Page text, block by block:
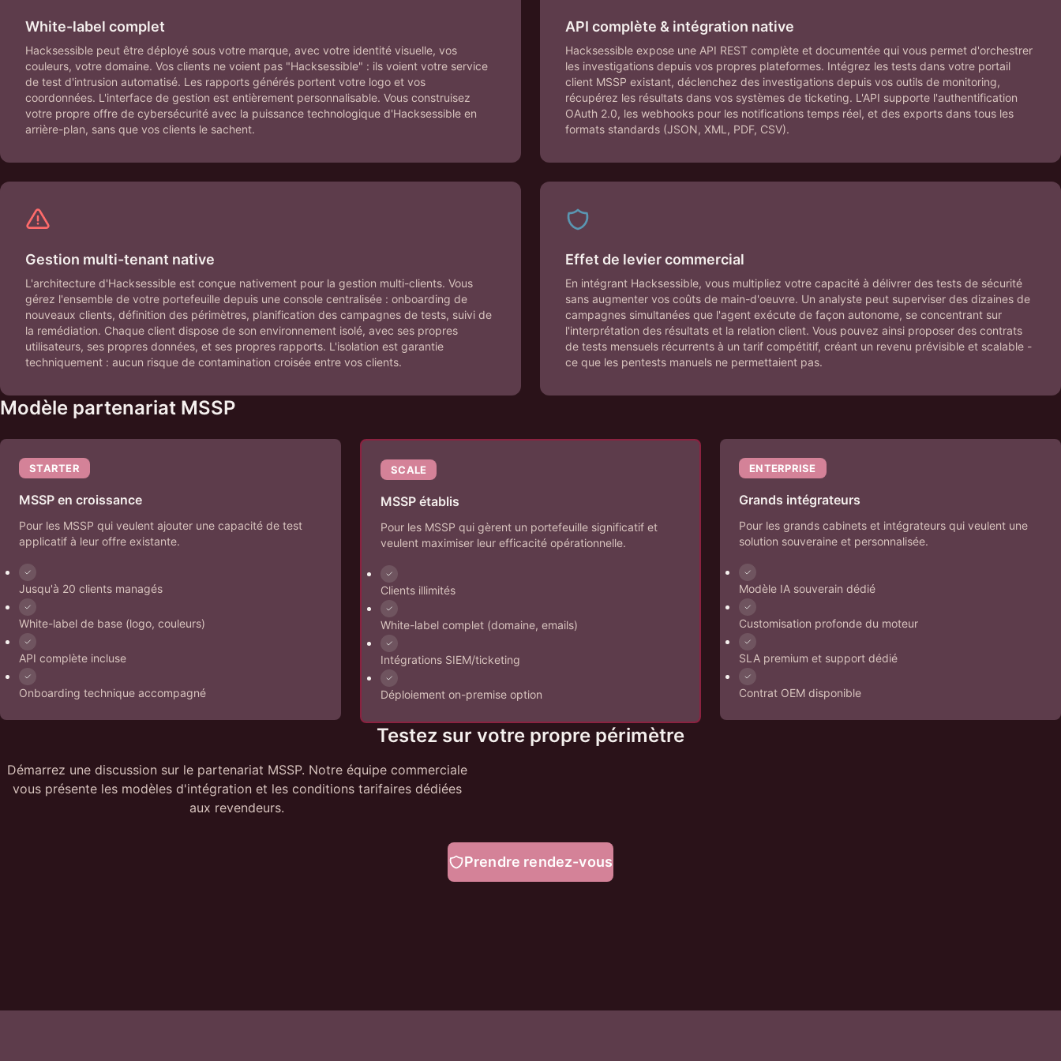
White-label complet
Hacksessible peut être déployé sous votre marque, avec votre identité visuelle, vos
couleurs, votre domaine. Vos clients ne voient pas "Hacksessible" : ils voient votre service
de test d'intrusion automatisé. Les rapports générés portent votre logo et vos
coordonnées. L'interface de gestion est entièrement personnalisable. Vous construisez
votre propre offre de cybersécurité avec la puissance technologique d'Hacksessible en
arrière-plan, sans que vos clients le sachent.
API complète & intégration native
Hacksessible expose une API REST complète et documentée qui vous permet d'orchestrer
les investigations depuis vos propres plateformes. Intégrez les tests dans votre portail
client MSSP existant, déclenchez des investigations depuis vos outils de monitoring,
récupérez les résultats dans vos systèmes de ticketing. L'API supporte l'authentification
OAuth 2.0, les webhooks pour les notifications temps réel, et des exports dans tous les
formats standards (JSON, XML, PDF, CSV).
Gestion multi-tenant native
L'architecture d'Hacksessible est conçue nativement pour la gestion multi-clients. Vous
gérez l'ensemble de votre portefeuille depuis une console centralisée : onboarding de
nouveaux clients, définition des périmètres, planification des campagnes de tests, suivi de
la remédiation. Chaque client dispose de son environnement isolé, avec ses propres
utilisateurs, ses propres données, et ses propres rapports. L'isolation est garantie
techniquement : aucun risque de contamination croisée entre vos clients.
Effet de levier commercial
En intégrant Hacksessible, vous multipliez votre capacité à délivrer des tests de sécurité
sans augmenter vos coûts de main-d'oeuvre. Un analyste peut superviser des dizaines de
campagnes simultanées que l'agent exécute de façon autonome, se concentrant sur
l'interprétation des résultats et la relation client. Vous pouvez ainsi proposer des contrats
de tests mensuels récurrents à un tarif compétitif, créant un revenu prévisible et scalable -
ce que les pentests manuels ne permettaient pas.
Modèle partenariat MSSP
STARTER
MSSP en croissance
Pour les MSSP qui veulent ajouter une capacité de test
applicatif à leur offre existante.
Jusqu'à 20 clients managés
White-label de base (logo, couleurs)
API complète incluse
Onboarding technique accompagné
SCALE
MSSP établis
Pour les MSSP qui gèrent un portefeuille significatif et
veulent maximiser leur efficacité opérationnelle.
Clients illimités
White-label complet (domaine, emails)
Intégrations SIEM/ticketing
Déploiement on-premise option
ENTERPRISE
Grands intégrateurs
Pour les grands cabinets et intégrateurs qui veulent une
solution souveraine et personnalisée.
Modèle IA souverain dédié
Customisation profonde du moteur
SLA premium et support dédié
Contrat OEM disponible
Testez sur votre propre périmètre
Démarrez une discussion sur le partenariat MSSP. Notre équipe commerciale
vous présente les modèles d'intégration et les conditions tarifaires dédiées
aux revendeurs.
Prendre rendez-vous